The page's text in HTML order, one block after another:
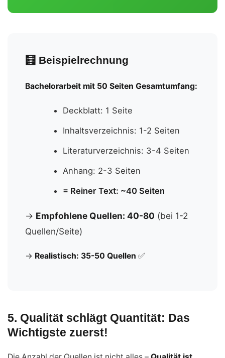
🧮 Beispielrechnung
Bachelorarbeit mit 50 Seiten Gesamtumfang:
Deckblatt: 1 Seite
Inhaltsverzeichnis: 1-2 Seiten
Literaturverzeichnis: 3-4 Seiten
Anhang: 2-3 Seiten
= Reiner Text: ~40 Seiten
→ Empfohlene Quellen: 40-80 (bei 1-2
Quellen/Seite)
→ Realistisch: 35-50 Quellen ✅
5. Qualität schlägt Quantität: Das
Wichtigste zuerst!